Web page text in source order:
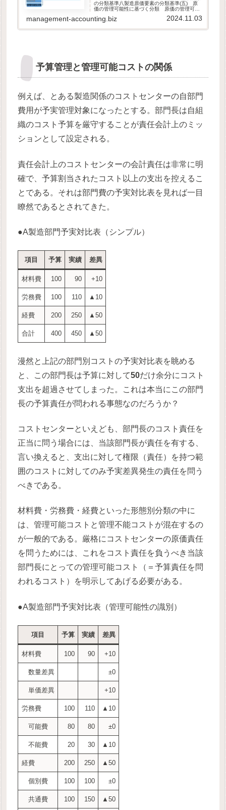
の分類基準八製造原価要素の分類基準(五) 原
価の管理可能性に基づく分類 原価の管理可能
者層によって管理しうるかどうかの分類であ
management-accounting.biz 2024.11.03
予算管理と管理可能コストの関係
例えば、とある製造関係のコストセンターの自部門
費用が予実管理対象になったとする。部門長は自組
織のコスト予算を厳守することが責任会計上のミッ
ションとして設定される。
責任会計上のコストセンターの会計責任は非常に明
確で、予算割当されたコスト以上の支出を控えるこ
とである。それは部門費の予実対比表を見れば一目
瞭然であるとされてきた。
●A製造部門予実対比表（シンプル）
項目 予算 実績 差異
材料費 100 90 +10
労務費 100 110 ▲10
経費 200 250 ▲50
合計 400 450 ▲50
漫然と上記の部門別コストの予実対比表を眺める
と、この部門長は予算に対して50だけ余分にコスト
支出を超過させてしまった。これは本当にこの部門
長の予算責任が問われる事態なのだろうか？
コストセンターといえども、部門長のコスト責任を
正当に問う場合には、当該部門長が責任を有する、
言い換えると、支出に対して権限（責任）を持つ範
囲のコストに対してのみ予実差異発生の責任を問う
べきである。
材料費・労務費・経費といった形態別分類の中に
は、管理可能コストと管理不能コストが混在するの
が一般的である。厳格にコストセンターの原価責任
を問うためには、これをコスト責任を負うべき当該
部門長にとっての管理可能コスト（＝予算責任を問
われるコスト）を明示してあげる必要がある。
●A製造部門予実対比表（管理可能性の識別）
項目 予算 実績 差異
材料費 100 90 +10
数量差異 ±0
単価差異 +10
労務費 100 110 ▲10
可能費 80 80 ±0
不能費 20 30 ▲10
経費 200 250 ▲50
個別費 100 100 ±0
共通費 100 150 ▲50